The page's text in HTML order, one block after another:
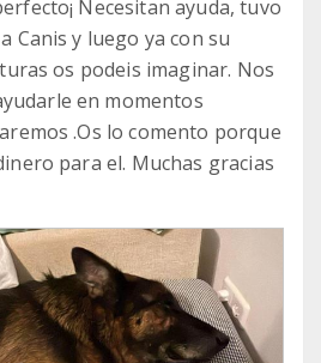
Necesitan ayuda, tuvo
Canis y luego ya con su
os podeis imaginar. Nos
en momentos
.Os lo comento porque
para el. Muchas gracias